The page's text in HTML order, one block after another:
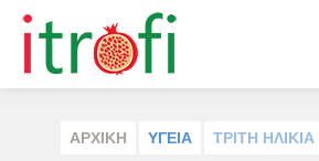
ΑΡΧΙΚΗ ΥΓΕΙΑ ΤΡΙΤΗ ΗΛΙΚΙΑ